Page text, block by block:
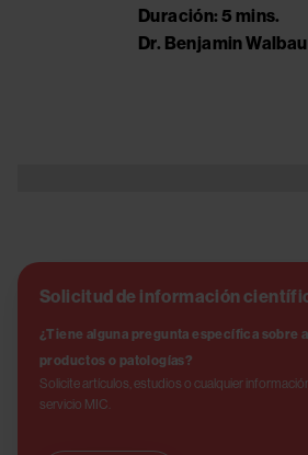
Duración: 5 mins.
Dr. Benjamin
Solicitud de información
¿Tiene alguna pregunta específica sobre
productos o patologías?
Solicite artículos, estudios o cualquier
servicio MIC.